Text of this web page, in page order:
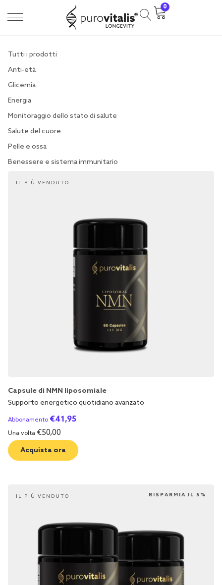
0
Tutti i prodotti
Anti-età
Glicemia
Energia
Monitoraggio dello stato di salute
Salute del cuore
Pelle e ossa
Benessere e sistema immunitario
IL PIÙ VENDUTO
Capsule di NMN liposomiale
Supporto energetico quotidiano avanzato
Abbonamento €41,95
Una volta €50,00
Acquista ora
RISPARMIA IL 5%
IL PIÙ VENDUTO